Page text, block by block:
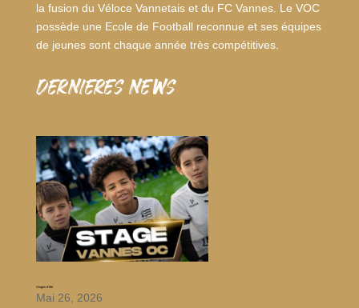
la fusion du Véloce Vannetais et du FC Vannes. Le VOC
possède une Ecole de Football reconnue et ses équipes
de jeunes sont chaque année très compétitives.
dernieres news
Stages d’été
Mai 26, 2026